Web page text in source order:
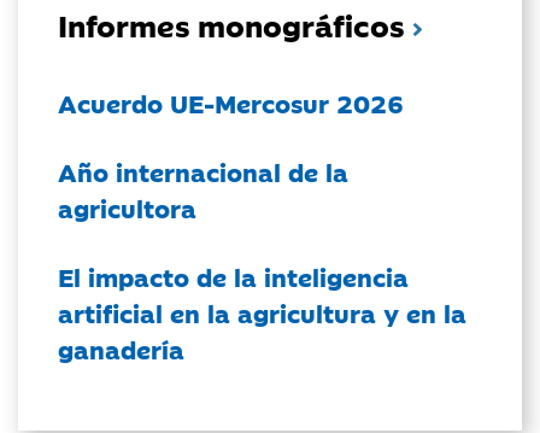
Informes monográficos
Acuerdo UE-Mercosur 2026
Año internacional de la
agricultora
El impacto de la inteligencia
artificial en la agricultura y en la
ganadería